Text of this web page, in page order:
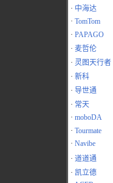
· 中海达
· TomTom
· PAPAGO
· 麦哲伦
· 灵图天行者
· 新科
· 导世通
· 常天
· moboDA
· Tourmate
· Navibe
· 道道通
· 凯立德